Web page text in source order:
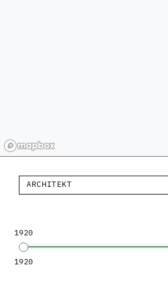
ARCHITEKT
1920
1920